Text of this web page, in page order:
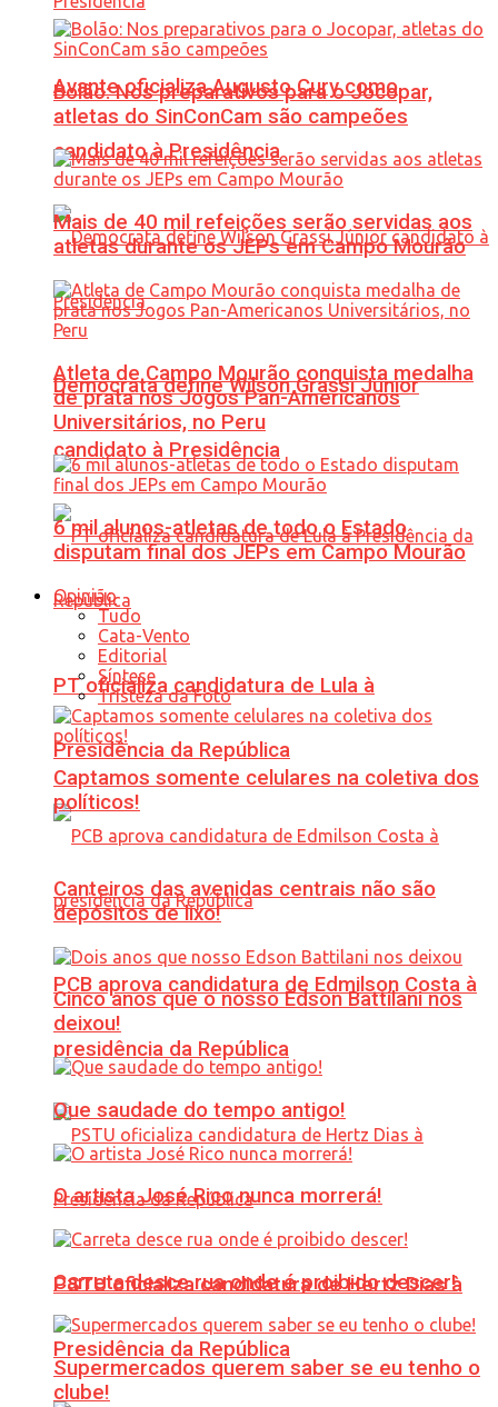
Avante oficializa Augusto Cury como
candidato à Presidência
Democrata define Wilson Grassi Júnior
candidato à Presidência
PT oficializa candidatura de Lula à
Presidência da República
PCB aprova candidatura de Edmilson Costa à
presidência da República
PSTU oficializa candidatura de Hertz Dias à
Presidência da República
Bolão: Nos preparativos para o Jocopar,
atletas do SinConCam são campeões
Mais de 40 mil refeições serão servidas aos
atletas durante os JEPs em Campo Mourão
Atleta de Campo Mourão conquista medalha
de prata nos Jogos Pan-Americanos
Universitários, no Peru
6 mil alunos-atletas de todo o Estado
disputam final dos JEPs em Campo Mourão
Opinião
Tudo
Cata-Vento
Editorial
Síntese
Tristeza da Foto
Captamos somente celulares na coletiva dos
políticos!
Canteiros das avenidas centrais não são
depósitos de lixo!
Cinco anos que o nosso Edson Battilani nos
deixou!
Que saudade do tempo antigo!
O artista José Rico nunca morrerá!
Carreta desce rua onde é proibido descer!
Supermercados querem saber se eu tenho o
clube!